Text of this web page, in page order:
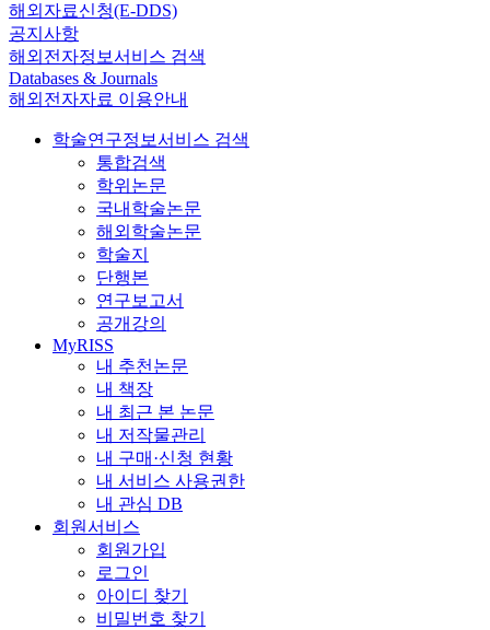
해외자료신청(E-DDS)
공지사항
해외전자정보서비스 검색
Databases & Journals
해외전자자료 이용안내
학술연구정보서비스 검색
통합검색
학위논문
국내학술논문
해외학술논문
학술지
단행본
연구보고서
공개강의
MyRISS
내 추천논문
내 책장
내 최근 본 논문
내 저작물관리
내 구매·신청 현황
내 서비스 사용권한
내 관심 DB
회원서비스
회원가입
로그인
아이디 찾기
비밀번호 찾기